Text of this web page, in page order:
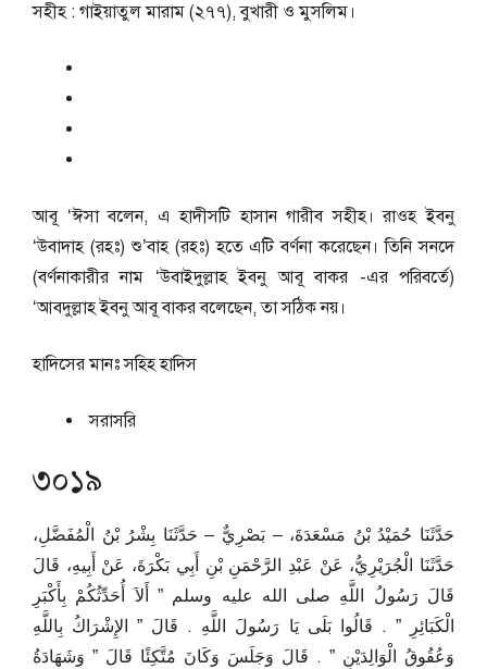
সহীহ : গাইয়াতুল মারাম (২৭৭), বুখারী ও মুসলিম।
আবূ ‘ঈসা বলেন, এ হাদীসটি হাসান গারীব সহীহ। রাওহ ইবনু
‘উবাদাহ (রহঃ) শু’বাহ (রহঃ) হতে এটি বর্ণনা করেছেন। তিনি সনদে
(বর্ণনাকারীর নাম ‘উবাইদুল্লাহ ইবনু আবূ বাকর -এর পরিবর্তে)
‘আবদুল্লাহ ইবনু আবূ বাকর বলেছেন, তা সঠিক নয়।
হাদিসের মানঃসহিহ হাদিস
সরাসরি
৩০১৯
حَدَّثَنَا حُمَيْدُ بْنُ مَسْعَدَةَ، – بَصْرِيٌّ – حَدَّثَنَا بِشْرُ بْنُ الْمُفَضَّلِ،
حَدَّثَنَا الْجُرَيْرِيُّ، عَنْ عَبْدِ الرَّحْمَنِ بْنِ أَبِي بَكْرَةَ، عَنْ أَبِيهِ، قَالَ
قَالَ رَسُولُ اللَّهِ صلى الله عليه وسلم ‏”‏ أَلاَ أُحَدِّثُكُمْ بِأَكْبَرِ
الْكَبَائِرِ ‏”‏ ‏.‏ قَالُوا بَلَى يَا رَسُولَ اللَّهِ ‏.‏ قَالَ ‏”‏ الإِشْرَاكُ بِاللَّهِ
وَعُقُوقُ الْوَالِدَيْنِ ‏”‏ ‏.‏ قَالَ وَجَلَسَ وَكَانَ مُتَّكِئًا قَالَ ‏”‏ وَشَهَادَةُ